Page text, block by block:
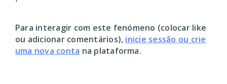
Para interagir com este fenómeno (colocar like
ou adicionar comentários), inicie sessão ou crie
uma nova conta na plataforma.